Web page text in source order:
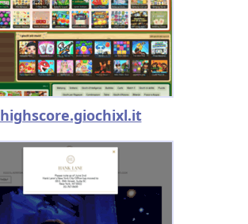
highscore.giochixl.it